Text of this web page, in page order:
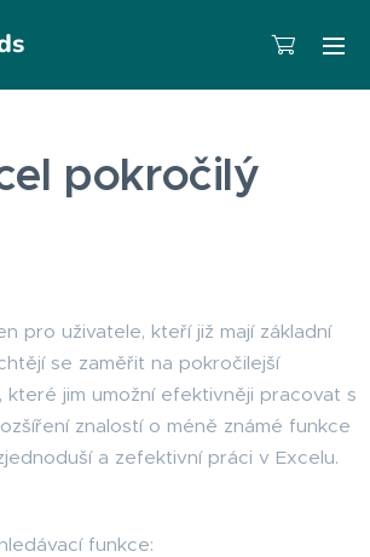
pokročilý
pro uživatele, kteří již mají základní
se zaměřit na pokročilejší
které jim umožní efektivněji pracovat s
znalostí o méně známé funkce
a zefektivní práci v Excelu.
funkce: